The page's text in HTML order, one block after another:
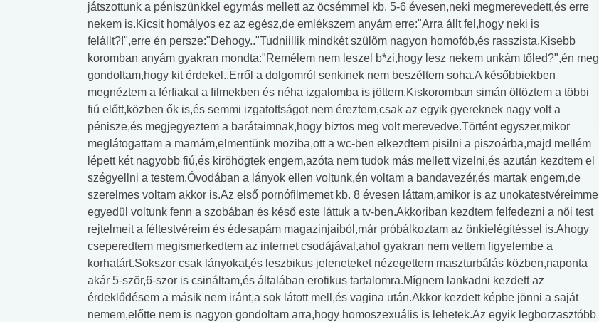
játszottunk a péniszünkkel egymás mellett az öcsémmel kb. 5-6 évesen,neki megmerevedett,és erre
nekem is.Kicsit homályos ez az egész,de emlékszem anyám erre:"Arra állt fel,hogy neki is
felállt?!",erre én persze:"Dehogy.."Tudniillik mindkét szülőm nagyon homofób,és rasszista.Kisebb
koromban anyám gyakran mondta:"Remélem nem leszel b*zi,hogy lesz nekem unkám tőled?",én meg
gondoltam,hogy kit érdekel..Erről a dolgomról senkinek nem beszéltem soha.A későbbiekben
megnéztem a férfiakat a filmekben és néha izgalomba is jöttem.Kiskoromban simán öltöztem a többi
fiú előtt,közben ők is,és semmi izgatottságot nem éreztem,csak az egyik gyereknek nagy volt a
pénisze,és megjegyeztem a barátaimnak,hogy biztos meg volt merevedve.Történt egyszer,mikor
meglátogattam a mamám,elmentünk moziba,ott a wc-ben elkezdtem pisilni a piszoárba,majd mellém
lépett két nagyobb fiú,és kiröhögtek engem,azóta nem tudok más mellett vizelni,és azután kezdtem el
szégyellni a testem.Óvodában a lányok ellen voltunk,én voltam a bandavezér,és martak engem,de
szerelmes voltam akkor is.Az első pornófilmemet kb. 8 évesen láttam,amikor is az unokatestvéreimmel
egyedül voltunk fenn a szobában és késő este láttuk a tv-ben.Akkoriban kezdtem felfedezni a női test
rejtelmeit a féltestvéreim és édesapám magazinjaiból,már próbálkoztam az önkielégítéssel is.Ahogy
cseperedtem megismerkedtem az internet csodájával,ahol gyakran nem vettem figyelembe a
korhatárt.Sokszor csak lányokat,és leszbikus jeleneteket nézegettem maszturbálás közben,naponta
akár 5-ször,6-szor is csináltam,és általában erotikus tartalomra.Mígnem lankadni kezdett az
érdeklődésem a másik nem iránt,a sok látott mell,és vagina után.Akkor kezdett képbe jönni a saját
nemem,előtte nem is nagyon gondoltam arra,hogy homoszexuális is lehetek.Az egyik legborzasztóbb